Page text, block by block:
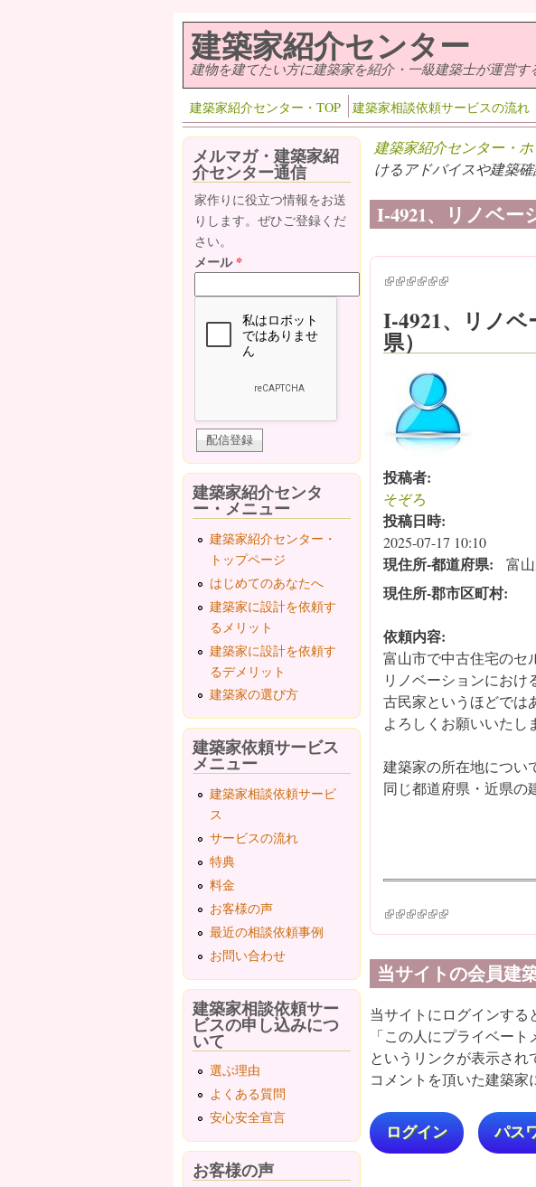
建築家紹介センター
建物を建てたい方に建築家を紹介・一級建築士が運営す
建築家紹介センター・TOP 建築家相談依頼サービスの流れ
建築家紹介センター・
けるアドバイスや建築
I-4921、リノベ
(link is external)
(link is external)
(link is external)
(link is external)
(link is external)
(link is external)
I-4921、リノ
県）
投稿者:
そぞろ
投稿日時:
2025-07-17 10:10
現住所‐都道府県: 富
現住所‐郡市区町村:
依頼内容:
富山市で中古住宅のセ
リノベーションにお
古民家というほどでは
よろしくお願いいたし
建築家の所在地につい
同じ都道府県・近県の
(link is external)
(link is external)
(link is external)
(link is external)
(link is external)
(link is external)
当サイトの会員建
当サイトにログインする
「この人にプライベート
というリンクが表示され
コメントを頂いた建築
ログイン パス
メルマガ・建築家紹
介センター通信
家作りに役立つ情報をお送
りします。ぜひご登録くだ
さい。
メール*
建築家紹介センタ
ー・メニュー
建築家紹介センター・
トップページ
はじめてのあなたへ
建築家に設計を依頼す
るメリット
建築家に設計を依頼す
るデメリット
建築家の選び方
建築家依頼サービス
メニュー
建築家相談依頼サービ
ス
サービスの流れ
特典
料金
お客様の声
最近の相談依頼事例
お問い合わせ
建築家相談依頼サー
ビスの申し込みにつ
いて
選ぶ理由
よくある質問
安心安全宣言
お客様の声